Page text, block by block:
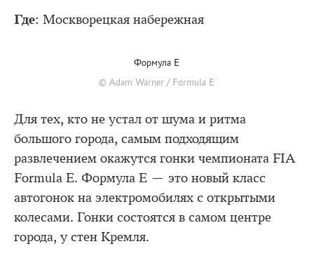
Где: Москворецкая набережная
Формула Е
© Adam Warner / Formula E
Для тех, кто не устал от шума и ритма
большого города, самым подходящим
развлечением окажутся гонки чемпионата FIA
Formula E. Формула Е — это новый класс
автогонок на электромобилях с открытыми
колесами. Гонки состоятся в самом центре
города, у стен Кремля.